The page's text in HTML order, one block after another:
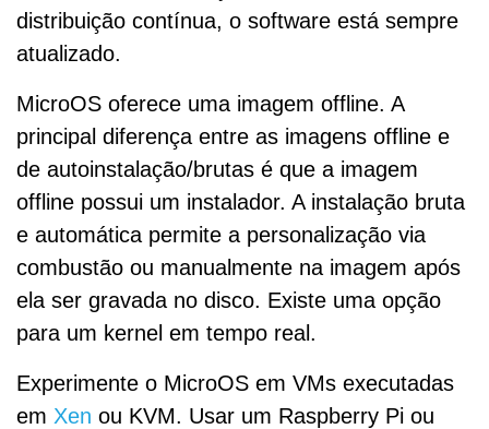
distribuição contínua, o software está sempre
atualizado.
MicroOS oferece uma imagem offline. A
principal diferença entre as imagens offline e
de autoinstalação/brutas é que a imagem
offline possui um instalador. A instalação bruta
e automática permite a personalização via
combustão ou manualmente na imagem após
ela ser gravada no disco. Existe uma opção
para um kernel em tempo real.
Experimente o MicroOS em VMs executadas
em Xen ou KVM. Usar um Raspberry Pi ou